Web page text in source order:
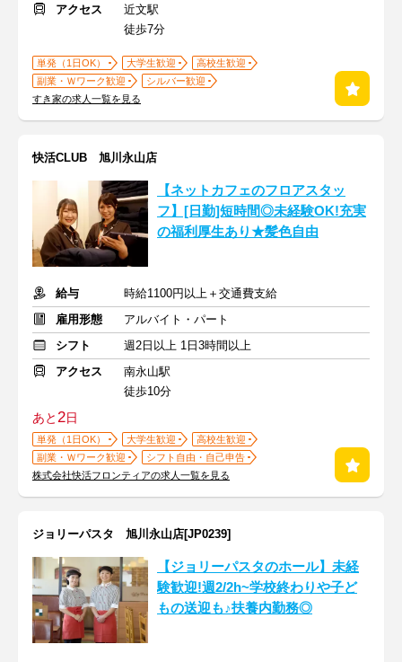
アクセス
近文駅
徒歩7分
単発（1日OK） 大学生歓迎
高校生歓迎
副業・Ｗワーク歓迎
シルバー歓迎
すき家の求人一覧を見る
快活CLUB 旭川永山店
【ネットカフェのフロアスタッ
フ】[日勤]短時間◎未経験OK!充実
の福利厚生あり★髪色自由
給与
時給1100円以上＋交通費支給
雇用形態
アルバイト・パート
シフト
週2日以上 1日3時間以上
アクセス
南永山駅
徒歩10分
あと2日
単発（1日OK） 大学生歓迎
高校生歓迎
副業・Ｗワーク歓迎
シフト自由・自己申告
株式会社快活フロンティアの求人一覧を見る
ジョリーパスタ 旭川永山店[JP0239]
【ジョリーパスタのホール】未経
験歓迎!週2/2h~学校終わりや子ど
もの送迎も♪扶養内勤務◎